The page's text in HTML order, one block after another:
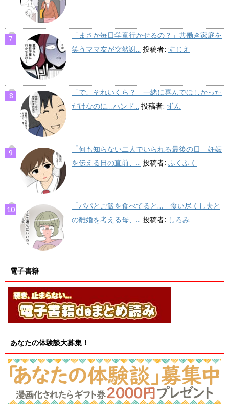
「まさか毎日学童行かせるの？」共働き家庭を
笑うママ友が突然謝... 投稿者: すじえ
「で、それいくら？」一緒に喜んでほしかった
だけなのに…ハンド... 投稿者: ずん
「何も知らない二人でいられる最後の日」妊娠
を伝える日の直前、... 投稿者: ふくふく
「パパとご飯を食べてると…」食い尽くし夫と
の離婚を考える母、... 投稿者: しろみ
電子書籍
あなたの体験談大募集！